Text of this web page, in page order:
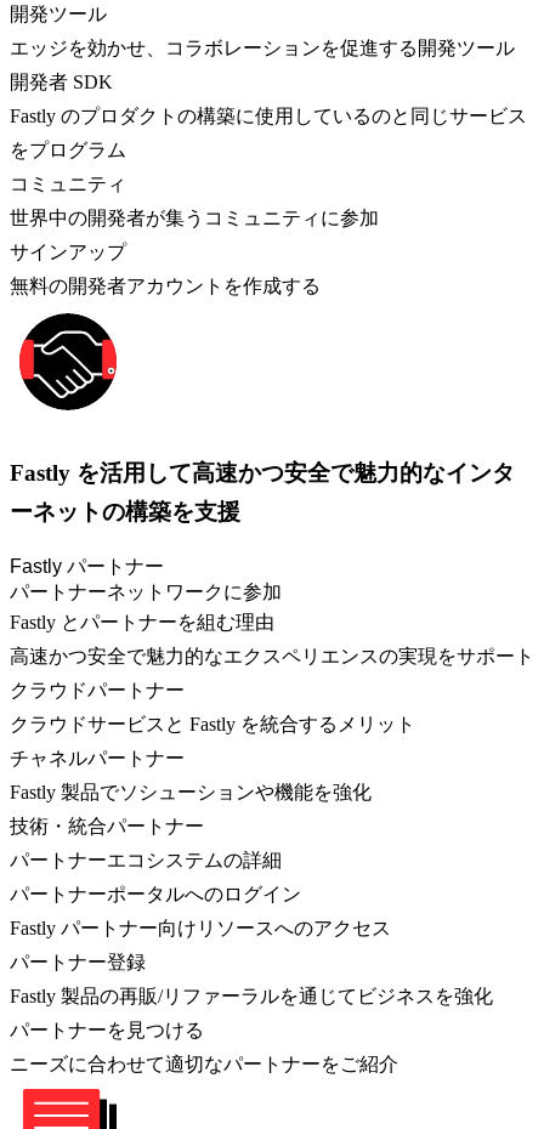
開発ツール
エッジを効かせ、コラボレーションを促進する開発ツール
開発者 SDK
Fastly のプロダクトの構築に使用しているのと同じサービス
をプログラム
コミュニティ
世界中の開発者が集うコミュニティに参加
サインアップ
無料の開発者アカウントを作成する
Fastly を活用して高速かつ安全で魅力的なインタ
ーネットの構築を支援
Fastly パートナー
パートナーネットワークに参加
Fastly とパートナーを組む理由
高速かつ安全で魅力的なエクスペリエンスの実現をサポート
クラウドパートナー
クラウドサービスと Fastly を統合するメリット
チャネルパートナー
Fastly 製品でソシューションや機能を強化
技術・統合パートナー
パートナーエコシステムの詳細
パートナーポータルへのログイン
Fastly パートナー向けリソースへのアクセス
パートナー登録
Fastly 製品の再販/リファーラルを通じてビジネスを強化
パートナーを見つける
ニーズに合わせて適切なパートナーをご紹介